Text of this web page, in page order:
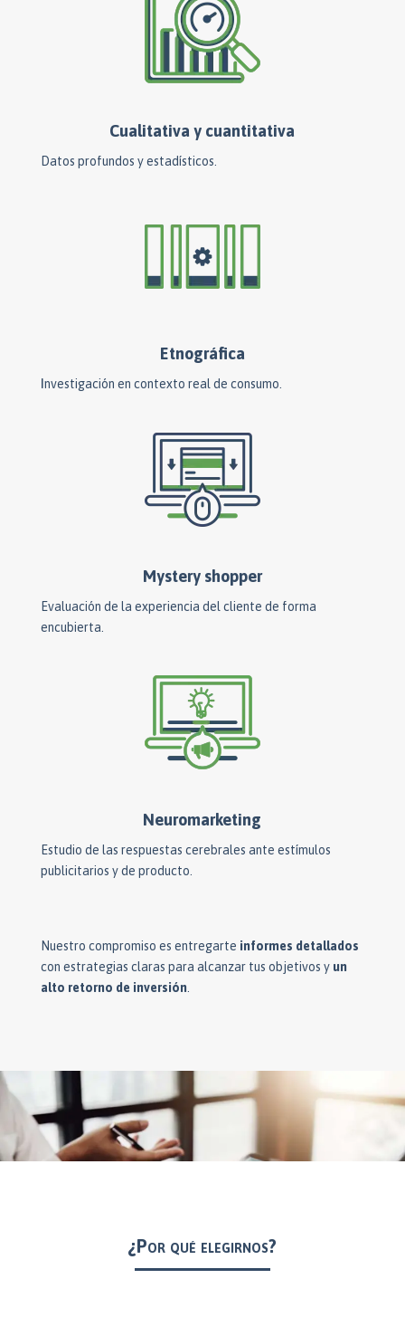
Cualitativa y cuantitativa
Datos profundos y estadísticos.
Etnográfica
nvestigación en contexto real de consumo.
Mystery shopper
Evaluación de la experiencia del cliente de forma
encubierta.
Neuromarketing
Estudio de las respuestas cerebrales ante estímulos
publicitarios y de producto.
Nuestro compromiso es entregarte informes detallados
con estrategias claras para alcanzar tus objetivos y un
alto retorno de inversión.
¿Por qué elegirnos?